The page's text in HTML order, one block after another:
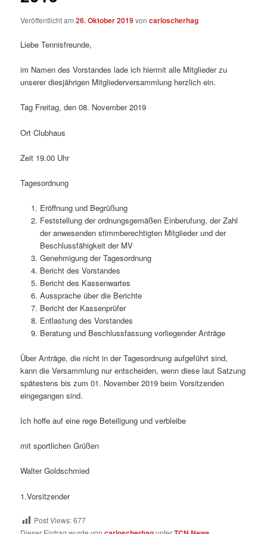
Veröffentlicht am26. Oktober 2019voncarloscherhag
Liebe Tennisfreunde,
im Namen des Vorstandes lade ich hiermit alle Mitglieder zu
unserer diesjährigen Mitgliederversammlung herzlich ein.
Tag Freitag, den 08. November 2019
Ort Clubhaus
Zeit 19.00 Uhr
Tagesordnung
Eröffnung und Begrüßung
Feststellung der ordnungsgemäßen Einberufung, der Zahl
der anwesenden stimmberechtigten Mitglieder und der
Beschlussfähigkeit der MV
Genehmigung der Tagesordnung
Bericht des Vorstandes
Bericht des Kassenwartes
Aussprache über die Berichte
Bericht der Kassenprüfer
Entlastung des Vorstandes
Beratung und Beschlussfassung vorliegender Anträge
Über Anträge, die nicht in der Tagesordnung aufgeführt sind,
kann die Versammlung nur entscheiden, wenn diese laut Satzung
spätestens bis zum 01. November 2019 beim Vorsitzenden
eingegangen sind.
Ich hoffe auf eine rege Beteiligung und verbleibe
mit sportlichen Grüßen
Walter Goldschmied
1.Vorsitzender
Post Views:677